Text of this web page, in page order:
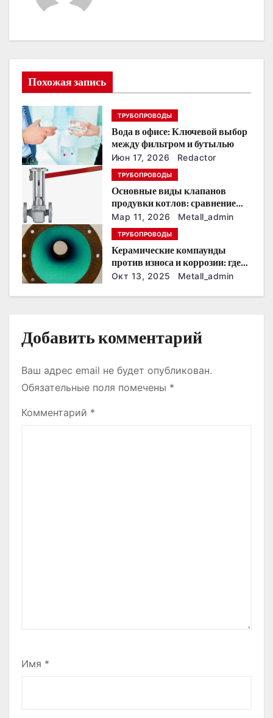
и
я
п
о
а
п
и
с
я
Похожая запись
ТРУБОПРОВОДЫ
Вода в офисе: Ключевой выбор
между фильтром и бутылью
Июн 17, 2026 Redactor
ТРУБОПРОВОДЫ
Основные виды клапанов
продувки котлов: сравнение
устройств и характеристик
Мар 11, 2026 Metall_admin
ТРУБОПРОВОДЫ
Керамические компаунды
против износа и коррозии: где
они работают эффективнее
Окт 13, 2025 Metall_admin
Добавить комментарий
Ваш адрес email не будет опубликован.
Обязательные поля помечены *
Комментарий *
Имя *